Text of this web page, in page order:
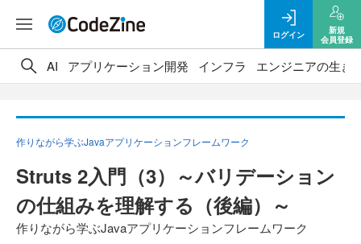
ログイン
新規
会員登録
AI アプリケーション開発 インフラ エンジニアの生き
作りながら学ぶJavaアプリケーションフレームワーク
Struts 2入門（3）～バリデーション
の仕組みを理解する（後編）～
作りながら学ぶJavaアプリケーションフレームワーク